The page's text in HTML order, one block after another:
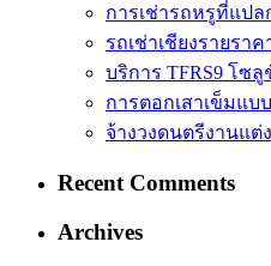
การเช่ารถหรูที่แป
รถเช่าเชียงรายรา
บริการ TFRS9 โ
การตอกเสาเข็มแบ
จ้างวงดนตรีงานแต่
Recent Comments
Archives